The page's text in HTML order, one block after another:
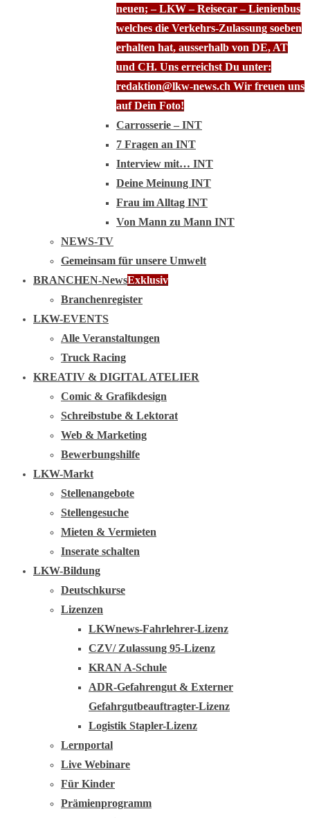
neuen; – LKW – Reisecar – Lienienbus
welches die Verkehrs-Zulassung soeben
erhalten hat, ausserhalb von DE, AT
und CH. Uns erreichst Du unter:
redaktion@lkw-news.ch Wir freuen uns
auf Dein Foto!
Carrosserie – INT
7 Fragen an INT
Interview mit… INT
Deine Meinung INT
Frau im Alltag INT
Von Mann zu Mann INT
NEWS-TV
Gemeinsam für unsere Umwelt
BRANCHEN-NewsExklusiv
Branchenregister
LKW-EVENTS
Alle Veranstaltungen
Truck Racing
KREATIV & DIGITAL ATELIER
Comic & Grafikdesign
Schreibstube & Lektorat
Web & Marketing
Bewerbungshilfe
LKW-Markt
Stellenangebote
Stellengesuche
Mieten & Vermieten
Inserate schalten
LKW-Bildung
Deutschkurse
Lizenzen
LKWnews-Fahrlehrer-Lizenz
CZV/ Zulassung 95-Lizenz
KRAN A-Schule
ADR-Gefahrengut & Externer
Gefahrgutbeauftragter-Lizenz
Logistik Stapler-Lizenz
Lernportal
Live Webinare
Für Kinder
Prämienprogramm